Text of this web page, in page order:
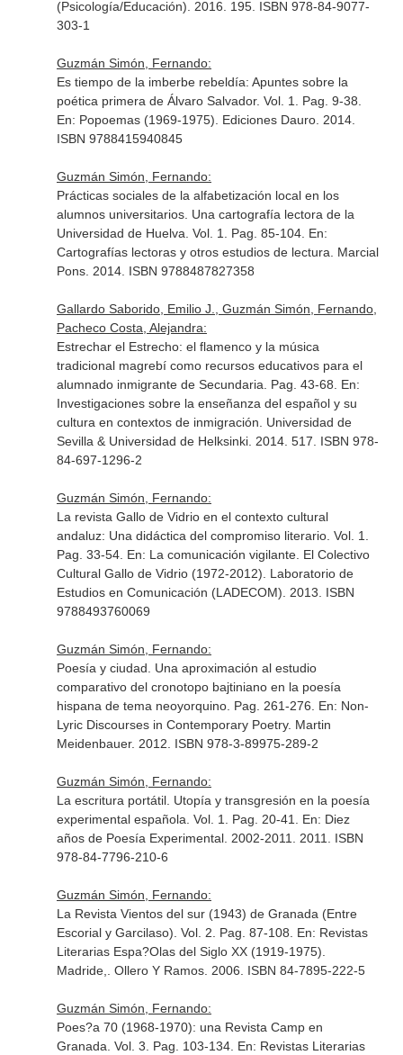
(Psicología/Educación). 2016. 195. ISBN 978-84-9077-
303-1
Guzmán Simón, Fernando:
Es tiempo de la imberbe rebeldía: Apuntes sobre la
poética primera de Álvaro Salvador. Vol. 1. Pag. 9-38.
En: Popoemas (1969-1975) . Ediciones Dauro. 2014.
ISBN 9788415940845
Guzmán Simón, Fernando:
Prácticas sociales de la alfabetización local en los
alumnos universitarios. Una cartografía lectora de la
Universidad de Huelva. Vol. 1. Pag. 85-104. En:
Cartografías lectoras y otros estudios de lectura . Marcial
Pons. 2014. ISBN 9788487827358
Gallardo Saborido, Emilio J., Guzmán Simón, Fernando,
Pacheco Costa, Alejandra:
Estrechar el Estrecho: el flamenco y la música
tradicional magrebí como recursos educativos para el
alumnado inmigrante de Secundaria. Pag. 43-68. En:
Investigaciones sobre la enseñanza del español y su
cultura en contextos de inmigración . Universidad de
Sevilla & Universidad de Helksinki. 2014. 517. ISBN 978-
84-697-1296-2
Guzmán Simón, Fernando:
La revista Gallo de Vidrio en el contexto cultural
andaluz: Una didáctica del compromiso literario. Vol. 1.
Pag. 33-54. En: La comunicación vigilante. El Colectivo
Cultural Gallo de Vidrio (1972-2012) . Laboratorio de
Estudios en Comunicación (LADECOM). 2013. ISBN
9788493760069
Guzmán Simón, Fernando:
Poesía y ciudad. Una aproximación al estudio
comparativo del cronotopo bajtiniano en la poesía
hispana de tema neoyorquino. Pag. 261-276. En: Non-
Lyric Discourses in Contemporary Poetry. Martin
Meidenbauer. 2012. ISBN 978-3-89975-289-2
Guzmán Simón, Fernando:
La escritura portátil. Utopía y transgresión en la poesía
experimental española. Vol. 1. Pag. 20-41. En: Diez
años de Poesía Experimental. 2002-2011
. 2011. ISBN
978-84-7796-210-6
Guzmán Simón, Fernando:
La Revista Vientos del sur (1943) de Granada (Entre
Escorial y Garcilaso). Vol. 2. Pag. 87-108. En: Revistas
Literarias Espa?Olas del Siglo XX (1919-1975)
Madride,. Ollero Y Ramos. 2006. ISBN 84-7895-222-5
Guzmán Simón, Fernando:
Poes?a 70 (1968-1970): una Revista Camp en
Granada. Vol. 3. Pag. 103-134. En: Revistas Literarias